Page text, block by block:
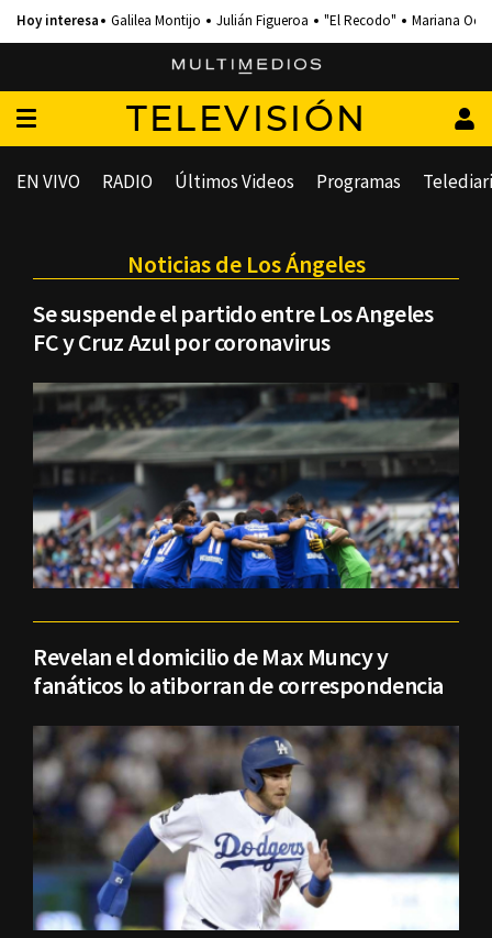
Galilea Montijo Julián Figueroa "El Recodo" Mariana
TELEVISIÓN
EN VIVO RADIO Últimos Videos Programas
Noticias de Los Ángeles
Se suspende el partido entre Los Angeles
FC y Cruz Azul por coronavirus
Revelan el domicilio de Max Muncy y
fanáticos lo atiborran de correspondencia